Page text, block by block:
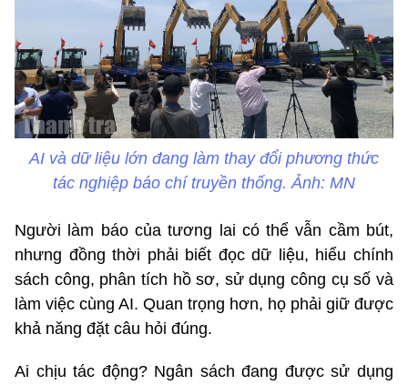
AI và dữ liệu lớn đang làm thay đổi phương thức
tác nghiệp báo chí truyền thống. Ảnh: MN
Người làm báo của tương lai có thể vẫn cầm bút,
nhưng đồng thời phải biết đọc dữ liệu, hiểu chính
sách công, phân tích hồ sơ, sử dụng công cụ số và
làm việc cùng AI. Quan trọng hơn, họ phải giữ được
khả năng đặt câu hỏi đúng.
Ai chịu tác động? Ngân sách đang được sử dụng